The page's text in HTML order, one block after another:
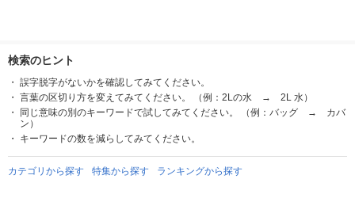
検索のヒント
誤字脱字がないかを確認してみてください。
言葉の区切り方を変えてみてください。 （例：2Lの水 → 2L 水）
同じ意味の別のキーワードで試してみてください。 （例：バッグ → カバ
ン）
キーワードの数を減らしてみてください。
カテゴリから探す 特集から探す ランキングから探す